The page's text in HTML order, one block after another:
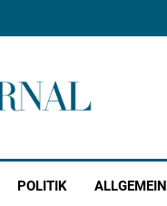
POLITIK ALLGEMEIN